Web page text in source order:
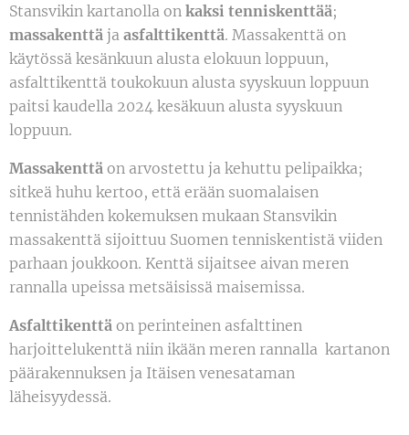
Stansvikin kartanolla on kaksi tenniskenttää;
massakenttä ja asfalttikenttä. Massakenttä on
käytössä kesänkuun alusta elokuun loppuun,
asfalttikenttä toukokuun alusta syyskuun loppuun
paitsi kaudella 2024 kesäkuun alusta syyskuun
loppuun.
Massakenttä on arvostettu ja kehuttu pelipaikka;
sitkeä huhu kertoo, että erään suomalaisen
tennistähden kokemuksen mukaan Stansvikin
massakenttä sijoittuu Suomen tenniskentistä viiden
parhaan joukkoon. Kenttä sijaitsee aivan meren
rannalla upeissa metsäisissä maisemissa.
Asfalttikenttä on perinteinen asfalttinen
harjoittelukenttä niin ikään meren rannalla kartanon
päärakennuksen ja Itäisen venesataman
läheisyydessä.